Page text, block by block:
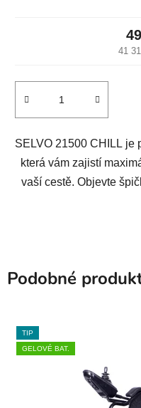
41
SELVO 21500 CHILL je
která vám zajistí
vaší cestě. Objevte
Podobné
TIP
GELOVÉ BAT.